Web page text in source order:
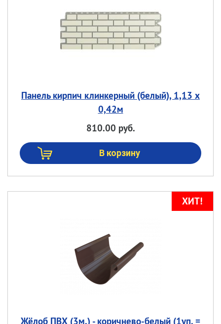
Панель кирпич клинкерный (белый), 1,13 х
0,42м
810.00 руб.
Жёлоб ПВХ (3м.) - коричнево-белый (1уп. =